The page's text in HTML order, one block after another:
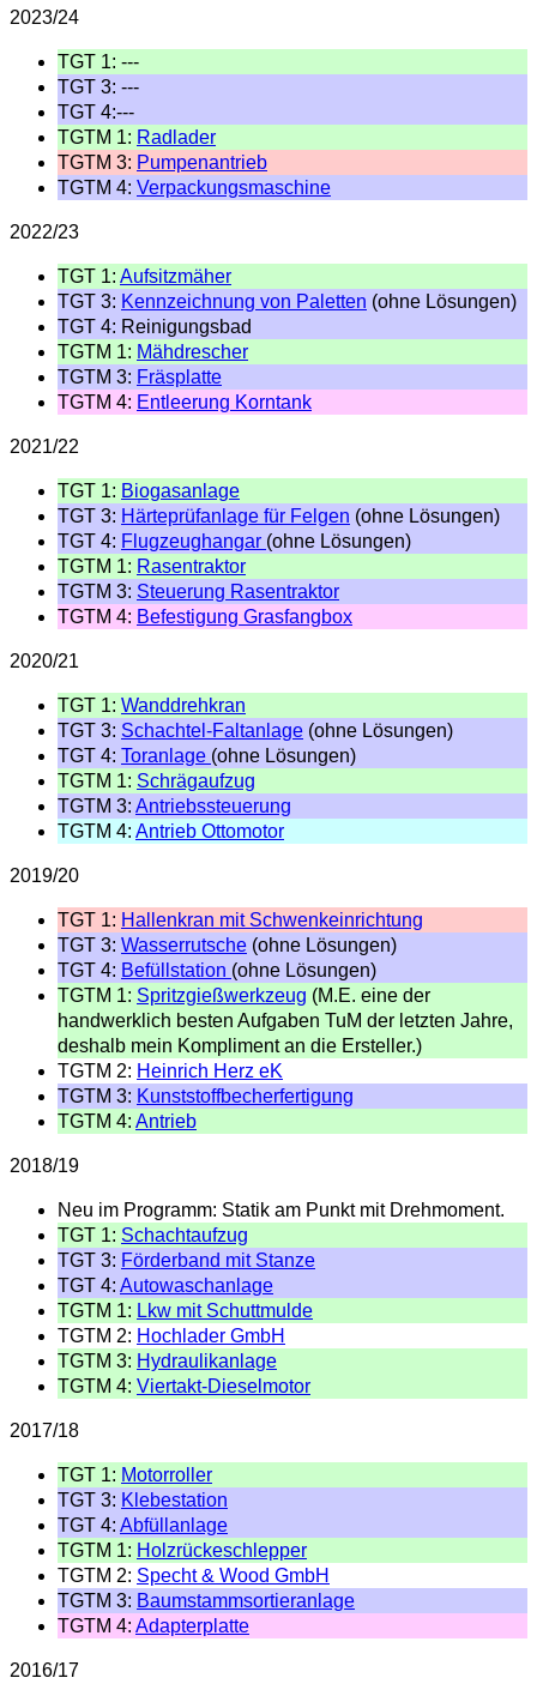
2023/24
TGT 1: ---
TGT 3: ---
TGT 4:---
TGTM 1: Radlader
TGTM 3: Pumpenantrieb
TGTM 4: Verpackungsmaschine
2022/23
TGT 1: Aufsitzmäher
TGT 3: Kennzeichnung von Paletten (ohne Lösungen)
TGT 4: Reinigungsbad
TGTM 1: Mähdrescher
TGTM 3: Fräsplatte
TGTM 4: Entleerung Korntank
2021/22
TGT 1: Biogasanlage
TGT 3: Härteprüfanlage für Felgen (ohne Lösungen)
TGT 4: Flugzeughangar (ohne Lösungen)
TGTM 1: Rasentraktor
TGTM 3: Steuerung Rasentraktor
TGTM 4: Befestigung Grasfangbox
2020/21
TGT 1: Wanddrehkran
TGT 3: Schachtel-Faltanlage (ohne Lösungen)
TGT 4: Toranlage (ohne Lösungen)
TGTM 1: Schrägaufzug
TGTM 3: Antriebssteuerung
TGTM 4: Antrieb Ottomotor
2019/20
TGT 1: Hallenkran mit Schwenkeinrichtung
TGT 3: Wasserrutsche (ohne Lösungen)
TGT 4: Befüllstation (ohne Lösungen)
TGTM 1: Spritzgießwerkzeug (M.E. eine der
handwerklich besten Aufgaben TuM der letzten Jahre,
deshalb mein Kompliment an die Ersteller.)
TGTM 2: Heinrich Herz eK
TGTM 3: Kunststoffbecherfertigung
TGTM 4: Antrieb
2018/19
Neu im Programm: Statik am Punkt mit Drehmoment.
TGT 1: Schachtaufzug
TGT 3: Förderband mit Stanze
TGT 4: Autowaschanlage
TGTM 1: Lkw mit Schuttmulde
TGTM 2: Hochlader GmbH
TGTM 3: Hydraulikanlage
TGTM 4: Viertakt-Dieselmotor
2017/18
TGT 1: Motorroller
TGT 3: Klebestation
TGT 4: Abfüllanlage
TGTM 1: Holzrückeschlepper
TGTM 2: Specht & Wood GmbH
TGTM 3: Baumstammsortieranlage
TGTM 4: Adapterplatte
2016/17